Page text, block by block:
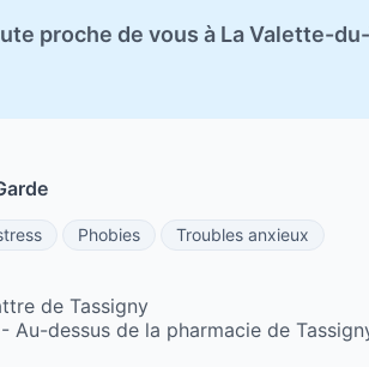
proche de vous à La Valette-
Phobies Troubles anxieux
de Tassigny
Au-dessus de la pharmacie de